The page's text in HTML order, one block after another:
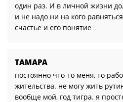
один раз. И в личной жизни
и не надо ни на кого
счастье и его понятие
ТАМАРА
постоянно что-то меня, то
жительства. не могу жить
вообще мой, год тигра. я